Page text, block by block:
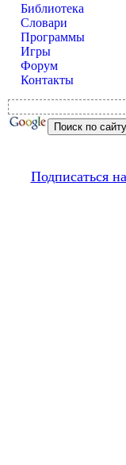
Библиотека
Словари
Программы
Игры
Форум
Контакты
Подписаться